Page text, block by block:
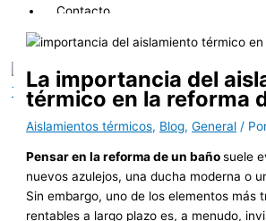
Contacto
X
La importancia del
térmico en la reforma
Aislamientos térmicos, Blog,General /
Pensar en la reforma de un bañosuele
nuevos azulejos, una ducha moderna o
Sin embargo, uno de los elementos más
rentables a largo plazo es, a menudo,